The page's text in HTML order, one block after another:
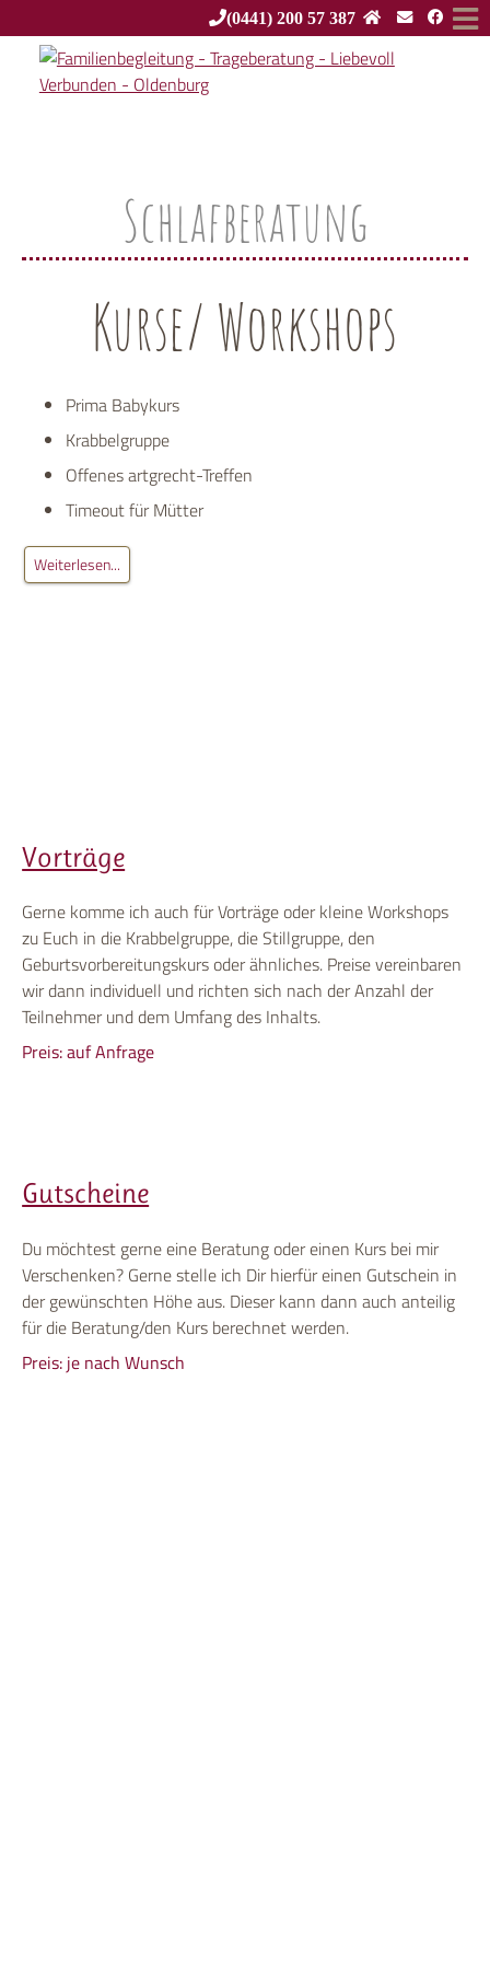
(0441) 200 57 387
Schlafberatung
Kurse/ Workshops
Prima Babykurs
Krabbelgruppe
Offenes artgrecht-Treffen
Timeout für Mütter
Weiterlesen...
Vorträge
Gerne komme ich auch für Vorträge oder kleine Workshops
zu Euch in die Krabbelgruppe, die Stillgruppe, den
Geburtsvorbereitungskurs oder ähnliches. Preise vereinbaren
wir dann individuell und richten sich nach der Anzahl der
Teilnehmer und dem Umfang des Inhalts.
Preis: auf Anfrage
Gutscheine
Du möchtest gerne eine Beratung oder einen Kurs bei mir
Verschenken? Gerne stelle ich Dir hierfür einen Gutschein in
der gewünschten Höhe aus. Dieser kann dann auch anteilig
für die Beratung/den Kurs berechnet werden.
Preis: je nach Wunsch